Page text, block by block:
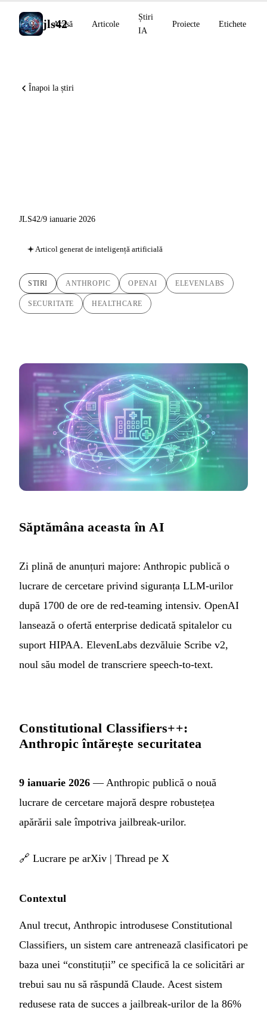
jls42
Acasă Articole
Știri
IA
Proiecte Etichete
Înapoi la știri
JLS42/9 ianuarie 2026
Articol generat de inteligență artificială
STIRI ANTHROPIC OPENAI ELEVENLABS
SECURITATE HEALTHCARE
Săptămâna aceasta în AI
Zi plină de anunțuri majore: Anthropic publică o
lucrare de cercetare privind siguranța LLM-urilor
după 1700 de ore de red-teaming intensiv. OpenAI
lansează o ofertă enterprise dedicată spitalelor cu
suport HIPAA. ElevenLabs dezvăluie Scribe v2,
noul său model de transcriere speech-to-text.
Constitutional Classifiers++:
Anthropic întărește securitatea
9 ianuarie 2026 — Anthropic publică o nouă
lucrare de cercetare majoră despre robustețea
apărării sale împotriva jailbreak-urilor.
🔗 Lucrare pe arXiv | Thread pe X
Contextul
Anul trecut, Anthropic introdusese Constitutional
Classifiers, un sistem care antrenează clasificatori pe
baza unei “constituții” ce specifică la ce solicitări ar
trebui sau nu să răspundă Claude. Acest sistem
redusese rata de succes a jailbreak-urilor de la 86%